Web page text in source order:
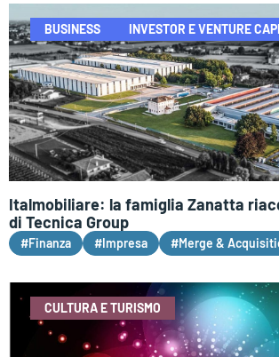
BUSINESS INVESTOR E VENTURE
Italmobiliare: la famiglia Zanatta
di Tecnica Group
#Finanza #Impresa #Merge &
CULTURA E TURISMO